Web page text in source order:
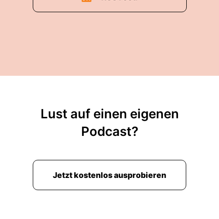
funktioniert.
00:02:49: aber man vergleicht es ganz oft
00:02:53: Das falsche mindset ist nämlich ganz
oft dass man glaubt, dass dieser ja tausend
Lust auf einen eigenen
Podcast?
Jetzt kostenlos ausprobieren